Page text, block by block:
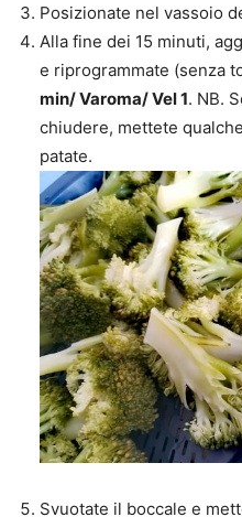
Posizionate nel vassoio
Alla fine dei 15 minuti,
e riprogrammate (senza
min/ Varoma/ Vel 1. NB.
chiudere, mettete
patate.
Svuotate il boccale e